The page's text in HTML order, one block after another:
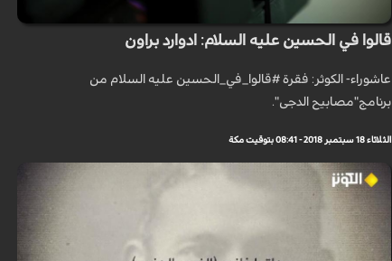
قالوا في الحسين عليه السلام: ادوارد براون
عاشوراء- الكوثر: فقرة #قالوا_في_الحسين عليه السلام من
برنامج"مصابيح الدجى".
الثلاثاء 18 سبتمبر 2018 - 08:41 بتوقيت مكة